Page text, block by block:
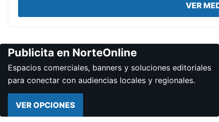
VER
Publicita en NorteOnline
Espacios comerciales, banners y soluciones editoriales
para conectar con audiencias locales y regionales.
VER OPCIONES